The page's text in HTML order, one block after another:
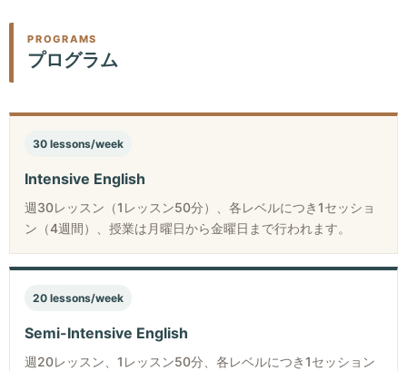
PROGRAMS
プログラム
30 lessons/week
Intensive English
週30レッスン（1レッスン50分）、各レベルにつき1セッショ
ン（4週間）、授業は月曜日から金曜日まで行われます。
20 lessons/week
Semi-Intensive English
週20レッスン、1レッスン50分、各レベルにつき1セッション